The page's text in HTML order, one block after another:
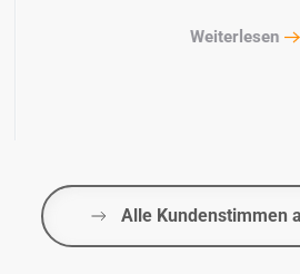
Weiterlesen
Alle Kundenstimmen